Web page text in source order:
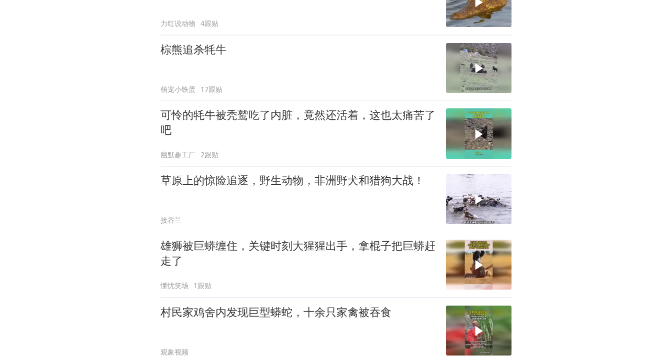
力红说动物 4跟贴
棕熊追杀牦牛
萌宠小铁蛋 17跟贴
可怜的牦牛被秃鹫吃了内脏，竟然还活着，这也太痛苦了
吧
幽默趣工厂 2跟贴
草原上的惊险追逐，野生动物，非洲野犬和猎狗大战！
接谷兰
雄狮被巨蟒缠住，关键时刻大猩猩出手，拿棍子把巨蟒赶
走了
懂忧笑场 1跟贴
村民家鸡舍内发现巨型蟒蛇，十余只家禽被吞食
观象视频